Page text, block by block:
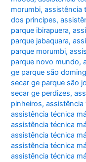
morumbi,assistência
dos principes,
parque ibirapuera,
parque jabaquara,
parque morumbi,
parque novo mundo,
ge parque são
secar ge parque são
secar ge perdizes,
pinheiros,assistência
assistência técnica
assistência técnica
assistência técnica
assistência técnica
assistência técnica